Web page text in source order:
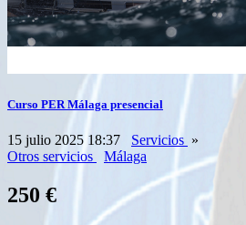
Curso PER Málaga presencial
15 julio 2025 18:37 Servicios »
Otros servicios
Málaga
250 €